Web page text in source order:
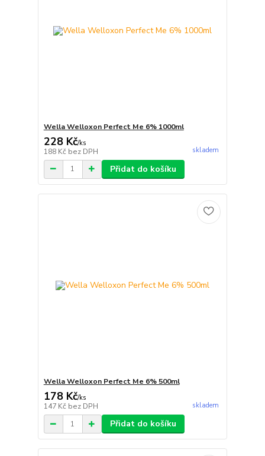
Wella Welloxon Perfect Me 6% 1000ml
228 Kč/ks
188 Kč bez DPH skladem
Přidat do košíku
Wella Welloxon Perfect Me 6% 500ml
178 Kč/ks
147 Kč bez DPH skladem
Přidat do košíku